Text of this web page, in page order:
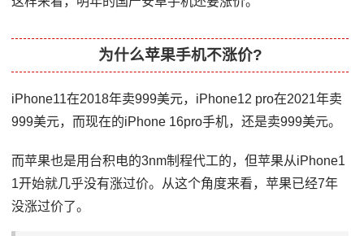
为什么苹果手机不涨价?
iPhone11在2018年卖999美元，iPhone12 pro在2021年卖
999美元，而现在的iPhone 16pro手机，还是卖999美元。
而苹果也是用台积电的3nm制程代工的，但苹果从iPhone1
1开始就几乎没有涨过价。从这个角度来看，苹果已经7年
没涨过价了。